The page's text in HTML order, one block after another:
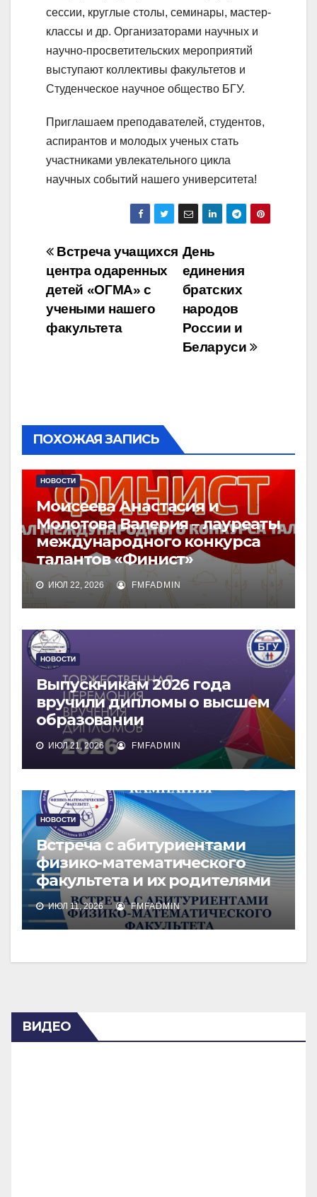
сессии, круглые столы, семинары, мастер-
классы и др. Организаторами научных и
научно-просветительских мероприятий
выступают коллективы факультетов и
Студенческое научное общество БГУ.
Приглашаем преподавателей, студентов,
аспирантов и молодых ученых стать
участниками увлекательного цикла
научных событий нашего университета!
Навигация
по
записям
День
единения
братских
народов
России и
Беларуси
Встреча учащихся
центра одаренных
детей «ОГМА» с
учеными нашего
факультета
ПОХОЖАЯ ЗАПИСЬ
НОВОСТИ
Моисеева Анастасия и
Молотова Валерия – лауреаты
международного конкурса
талантов «Финист»
ИЮЛ 22, 2026 FMFADMIN
НОВОСТИ
Выпускникам 2026 года
вручили дипломы о высшем
образовании
ИЮЛ 21, 2026 FMFADMIN
НОВОСТИ
Встреча с абитуриентами
физико-математического
факультета и их родителями
ИЮЛ 11, 2026 FMFADMIN
ВИДЕО